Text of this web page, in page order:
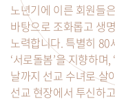
노년기에 이른 회원들
바탕으로 조화롭고 생
노력합니다. 특별히
‘서로돌봄’을 지향하
날까지 선교 수녀로 살
선교 현장에서 투신하